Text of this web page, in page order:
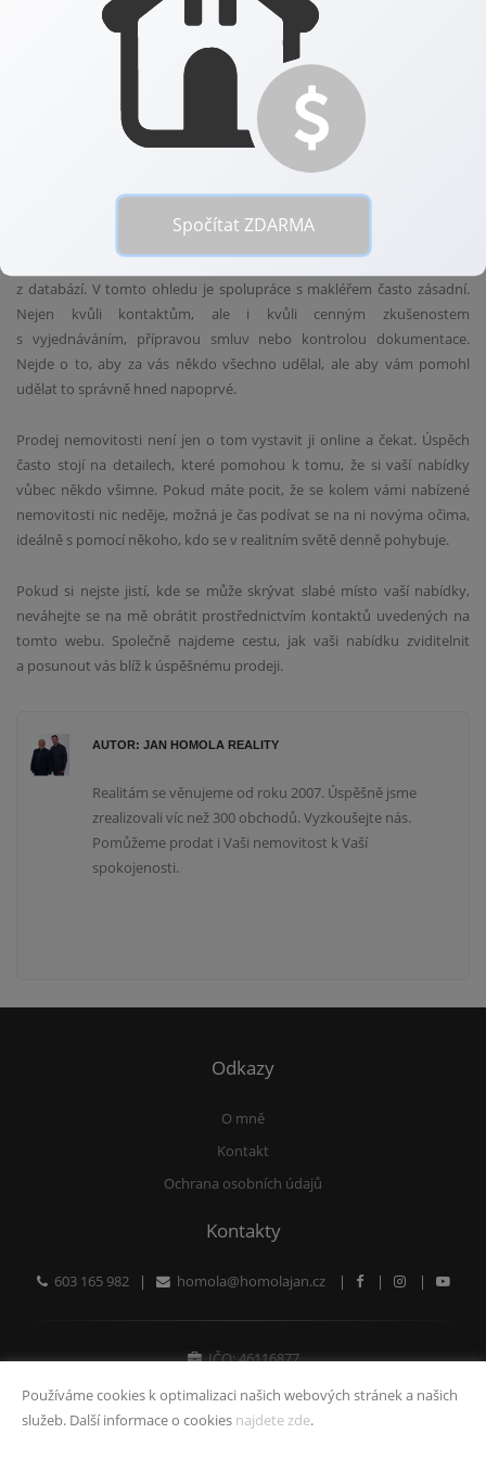
pokud víme, kde hledat. Prvním krokem je důkladná revize celé
nabídky: od ceny přes fotky až po samotný text inzerátu. Vyplatí se
nechat si poradit od někoho, kdo má s realitami zkušenosti a vidí věci
z odstupu. Například profesionální fotografie, správně nastavené
osvětlení a úklid prostoru dokážou udělat z průměrného bytu lákavý
domov. Stejně tak dobře napsaný popis by měl nejen informovat, ale
i vyvolat emoci a vzbudit v zájemci chuť přijít se podívat osobně.
Zároveň je důležité nabídku správně zacílit a dostat ji k co nejširšímu
publiku. To obnáší nejen inzerci na různých realitních serverech, ale
i aktivní propagaci na sociálních sítích nebo oslovení zájemců
z databází. V tomto ohledu je spolupráce s makléřem často zásadní.
Nejen kvůli kontaktům, ale i kvůli cenným zkušenostem
s vyjednáváním, přípravou smluv nebo kontrolou dokumentace.
Nejde o to, aby za vás někdo všechno udělal, ale aby vám pomohl
udělat to správně hned napoprvé.
Prodej nemovitosti není jen o tom vystavit ji online a čekat. Úspěch
často stojí na detailech, které pomohou k tomu, že si vaší nabídky
vůbec někdo všimne. Pokud máte pocit, že se kolem vámi nabízené
nemovitosti nic neděje, možná je čas podívat se na ni novýma očima,
ideálně s pomocí někoho, kdo se v realitním světě denně pohybuje.
Pokud si nejste jistí, kde se může skrývat slabé místo vaší nabídky,
neváhejte se na mě obrátit prostřednictvím kontaktů uvedených na
tomto webu. Společně najdeme cestu, jak vaši nabídku zviditelnit
a posunout vás blíž k úspěšnému prodeji.
AUTOR: JAN HOMOLA REALITY
Realitám se věnujeme od roku 2007. Úspěšně jsme
zrealizovali víc než 300 obchodů. Vyzkoušejte nás.
Pomůžeme prodat i Vaši nemovitost k Vaší
spokojenosti.
Odkazy
O mně
Kontakt
Ochrana osobních údajů
Kontakty
603 165 982| homola@homolajan.cz| | |
IČO: 46116877
Používáme cookies k optimalizaci našich webových stránek a našich
služeb. Další informace o cookies najdete zde.
Spočítat ZDARMA